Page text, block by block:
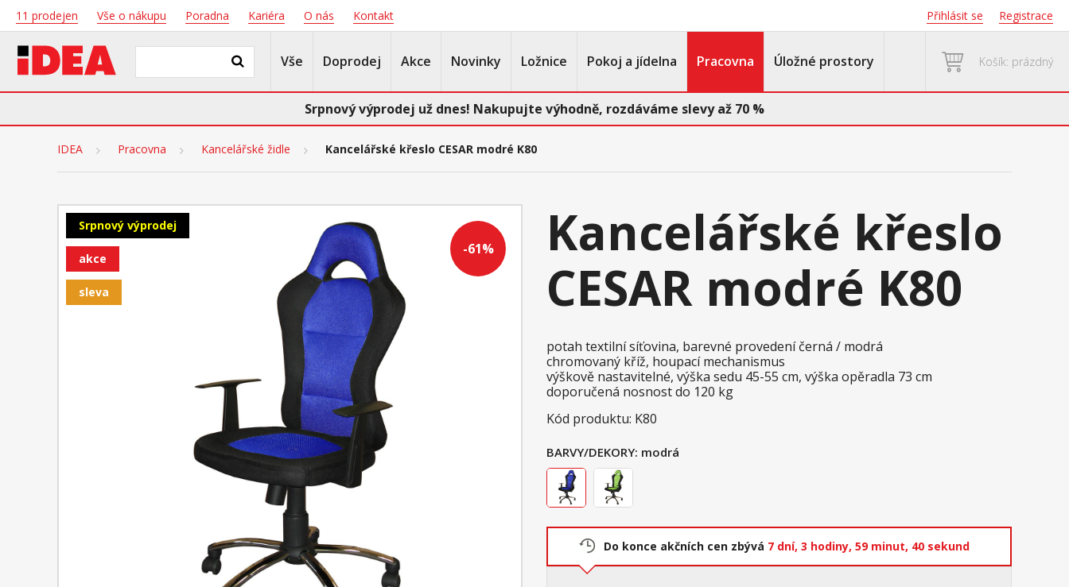
11 prodejen Vše o nákupu Poradna Kariéra O nás Kontakt Přihlásit se Registrace
Vše Doprodej Akce Novinky Ložnice Pokoj a jídelna Pracovna Úložné prostory Košík: prázdný
Srpnový výprodej už dnes! Nakupujte výhodně, rozdáváme slevy až 70 %
IDEA Pracovna Kancelářské židle Kancelářské křeslo CESAR modré K80
-61%
Srpnový výprodej
akce
sleva
Kancelářské křeslo
CESAR modré K80
potah textilní síťovina, barevné provedení černá / modrá
chromovaný kříž, houpací mechanismus
výškově nastavitelné, výška sedu 45-55 cm, výška opěradla 73 cm
doporučená nosnost do 120 kg
Kód produktu: K80
BARVY/DEKORY: modrá
Do konce akčních cen zbývá 7 dní, 3 hodiny, 59 minut, 39 sekund